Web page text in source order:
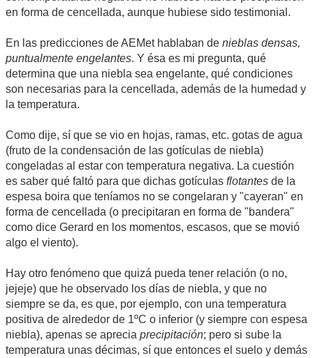
en forma de cencellada, aunque hubiese sido testimonial.
En las predicciones de AEMet hablaban de nieblas densas,
puntualmente engelantes. Y ésa es mi pregunta, qué
determina que una niebla sea engelante, qué condiciones
son necesarias para la cencellada, además de la humedad y
la temperatura.
Como dije, sí que se vio en hojas, ramas, etc. gotas de agua
(fruto de la condensación de las gotículas de niebla)
congeladas al estar con temperatura negativa. La cuestión
es saber qué faltó para que dichas gotículas flotantes de la
espesa boira que teníamos no se congelaran y "cayeran" en
forma de cencellada (o precipitaran en forma de "bandera"
como dice Gerard en los momentos, escasos, que se movió
algo el viento).
Hay otro fenómeno que quizá pueda tener relación (o no,
jejeje) que he observado los días de niebla, y que no
siempre se da, es que, por ejemplo, con una temperatura
positiva de alrededor de 1ºC o inferior (y siempre con espesa
niebla), apenas se aprecia precipitación; pero si sube la
temperatura unas décimas, sí que entonces el suelo y demás